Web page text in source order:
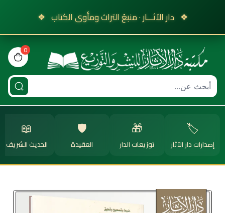
❖ دار الآثـــار · منبعُ التراث ومأوى الكتاب ❖
0
bag
🏷️
إصدارات دار الآثار
🎁
توزيعات الدار
🛡️
العقيدة
📖
الحديث الشريف